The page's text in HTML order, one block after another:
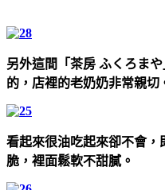
另外這間「茶房 ふくろま
的，店裡的老奶奶非常親切
看起來很油吃起來卻不會
脆，裡面鬆軟不甜膩。